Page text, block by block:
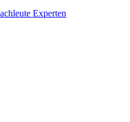
Experten